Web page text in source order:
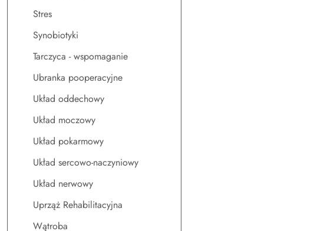
Stres
Synobiotyki
Tarczyca - wspomaganie
Ubranka pooperacyjne
Układ oddechowy
Układ moczowy
Układ pokarmowy
Układ sercowo-naczyniowy
Układ nerwowy
Uprząż Rehabilitacyjna
Wątroba